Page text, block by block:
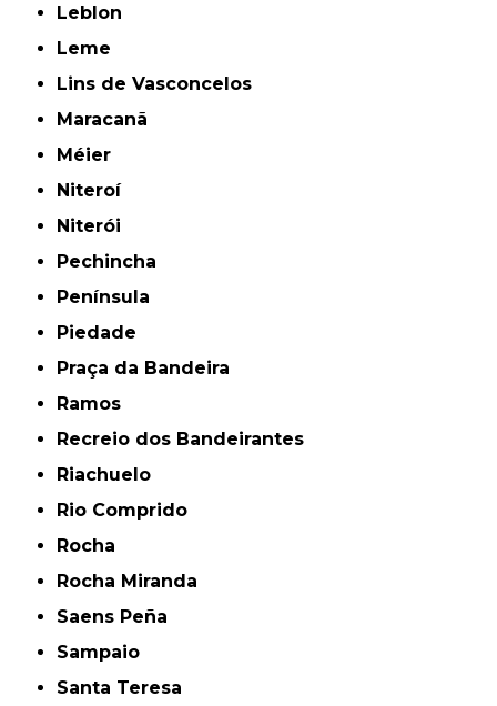
Leblon
Leme
Lins de Vasconcelos
Maracanã
Méier
Niteroí
Niterói
Pechincha
Península
Piedade
Praça da Bandeira
Ramos
Recreio dos Bandeirantes
Riachuelo
Rio Comprido
Rocha
Rocha Miranda
Saens Peña
Sampaio
Santa Teresa